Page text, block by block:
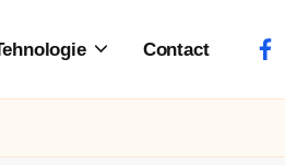
Contact